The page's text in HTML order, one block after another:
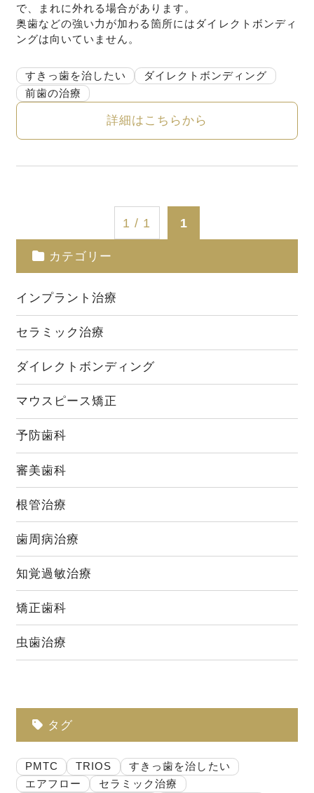
で、まれに外れる場合があります。
奥歯などの強い力が加わる箇所にはダイレクトボンディ
ングは向いていません。
すきっ歯を治したい
ダイレクトボンディング
前歯の治療
詳細はこちらから
1 / 1 1
カテゴリー
インプラント治療
セラミック治療
ダイレクトボンディング
マウスピース矯正
予防歯科
審美歯科
根管治療
歯周病治療
知覚過敏治療
矯正歯科
虫歯治療
タグ
PMTC TRIOS
すきっ歯を治したい
エアフロー
セラミック治療